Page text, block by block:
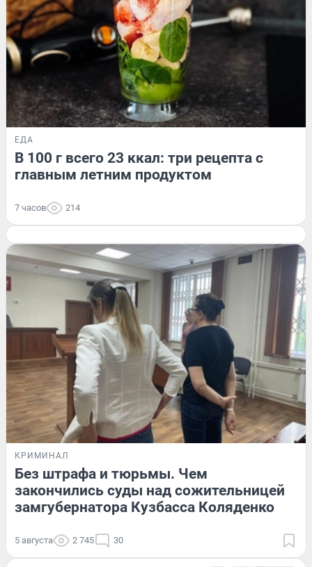
ЕДА
В 100 г всего 23 ккал: три рецепта с
главным летним продуктом
7 часов 214
КРИМИНАЛ
Без штрафа и тюрьмы. Чем
закончились суды над сожительницей
замгубернатора Кузбасса Коляденко
5 августа 2 745 30